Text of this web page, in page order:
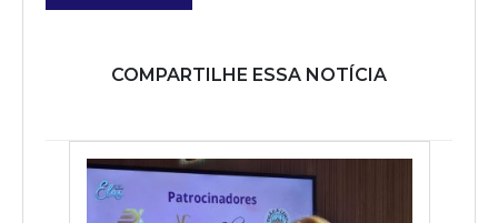
COMPARTILHE ESSA NOTÍCIA